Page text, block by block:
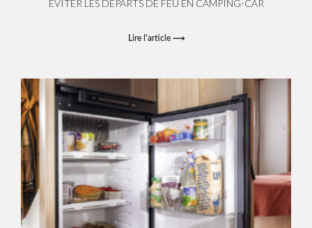
EVITER LES DÉPARTS DE FEU EN CAMPING-CAR
Lire l'article ⟶